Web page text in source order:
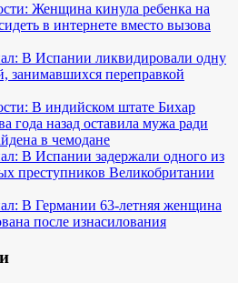
Женщина кинула ребенка на
в интернете вместо вызова
В Испании ликвидировали одну
занимавшихся переправкой
В индийском штате Бихар
года назад оставила мужа ради
в чемодане
В Испании задержали одного из
преступников Великобритании
В Германии 63-летняя женщина
после изнасилования